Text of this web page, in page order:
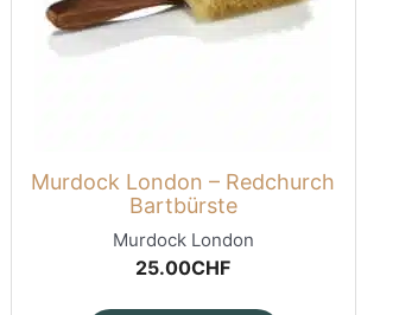
Murdock London – Redchurch
Bartbürste
Murdock London
25.00CHF